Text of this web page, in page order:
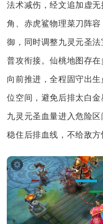
法术减伤，经文追加虚
角、赤虎鲨物理菜刀阵
御，同时调整九灵元圣
普攻衔接。仙桃地图存
向前推进，全程固守出
位空间，避免后排太白
九灵元圣血量进入危险
稳住后排血线，不给敌方